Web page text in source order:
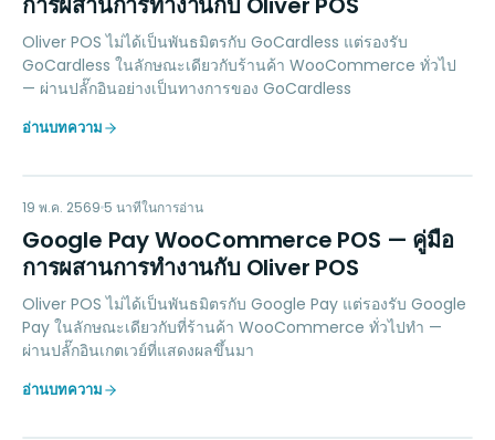
Oliver POS ไม่ได้เป็นพันธมิตรกับ GoCardless แต่รองรับ
GoCardless ในลักษณะเดียวกับร้านค้า WooCommerce ทั่วไป
— ผ่านปลั๊กอินอย่างเป็นทางการของ GoCardless
อ่านบทความ
GP
PAYMENTS
19 พ.ค. 2569 5 นาทีในการอ่าน
Google Pay WooCommerce POS — คู่มือ
การผสานการทำงานกับ Oliver POS
Oliver POS ไม่ได้เป็นพันธมิตรกับ Google Pay แต่รองรับ Google
Pay ในลักษณะเดียวกับที่ร้านค้า WooCommerce ทั่วไปทำ —
ผ่านปลั๊กอินเกตเวย์ที่แสดงผลขึ้นมา
อ่านบทความ